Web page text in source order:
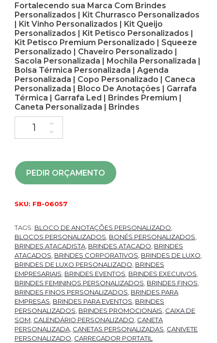
Fortalecendo sua Marca Com Brindes
Personalizados | Kit Churrasco Personalizados
| Kit Vinho Personalizados | Kit Queijo
Personalizados | Kit Petisco Personalizados |
Kit Petisco Premium Personalizado | Squeeze
Personalizado | Chaveiro Personalizado |
Sacola Personalizada | Mochila Personalizada |
Bolsa Térmica Personalizada | Agenda
Personalizada | Copo Personalizado | Caneca
Personalizada | Bloco De Anotações | Garrafa
Térmica | Garrafa Led | Brindes Premium |
Caneta Personalizada | Brindes
PEDIR ORÇAMENTO
SKU: FB-06057
TAGS: BLOCO DE ANOTAÇÕES PERSONALIZADO,
BLOCOS PERSONALIZADOS, BONÉS PERSONALIZADOS,
BRINDES ATACADISTA, BRINDES ATACADO, BRINDES
ATACADOS, BRINDES CORPORATIVOS, BRINDES DE LUXO,
BRINDES DE LUXO PERSONALIZADO, BRINDES
EMPRESARIAIS, BRINDES EVENTOS, BRINDES EXECUIVOS,
BRINDES FEMININOS PERSONALIZADOS, BRINDES FINOS,
BRINDES FINOS PERSONALIZADOS, BRINDES PARA
EMPRESAS, BRINDES PARA EVENTOS, BRINDES
PERSONALIZADOS, BRINDES PROMOCIONAIS, CAIXA DE
SOM, CALENDÁRIO PERSONALIZADO, CANETA
PERSONALIZADA, CANETAS PERSONALIZADAS, CANIVETE
PERSONALIZADO, CARREGADOR PORTATIL